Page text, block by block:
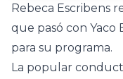
Rebeca Escribens
que pasó con
para su programa.
La popular